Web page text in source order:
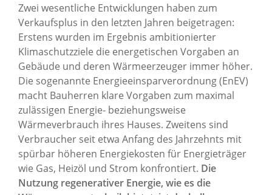
Zwei wesentliche Entwicklungen haben zum
Verkaufsplus in den letzten Jahren beigetragen:
Erstens wurden im Ergebnis ambitionierter
Klimaschutzziele die energetischen Vorgaben an
Gebäude und deren Wärmeerzeuger immer höher.
Die sogenannte Energieeinsparverordnung (EnEV)
macht Bauherren klare Vorgaben zum maximal
zulässigen Energie- beziehungsweise
Wärmeverbrauch ihres Hauses. Zweitens sind
Verbraucher seit etwa Anfang des Jahrzehnts mit
spürbar höheren Energiekosten für Energieträger
wie Gas, Heizöl und Strom konfrontiert. Die
Nutzung regenerativer Energie, wie es die